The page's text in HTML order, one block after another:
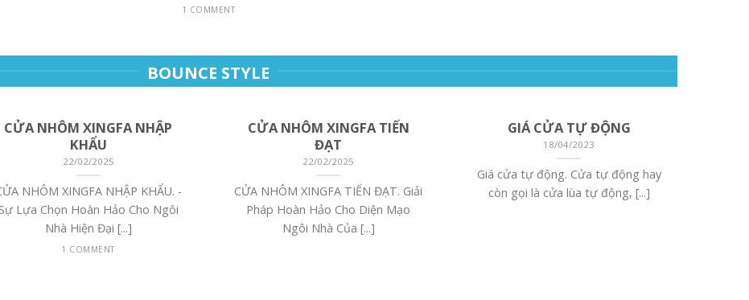
1 COMMENT
BOUNCE STYLE
CỬA NHÔM XINGFA NHẬP
KHẨU
22/02/2025
NHÔM XINGFA NHẬP KHẨU. -
Sự Lựa Chọn Hoàn Hảo Cho Ngôi
Nhà Hiện Đại [...]
1 COMMENT
CỬA NHÔM XINGFA TIẾN
ĐẠT
22/02/2025
CỬA NHÔM XINGFA TIẾN ĐẠT. Giải
Pháp Hoàn Hảo Cho Diện Mạo
Ngôi Nhà Của [...]
GIÁ CỬA TỰ ĐỘNG
18/04/2023
Giá cửa tự động. Cửa tự động hay
còn gọi là cửa lùa tự động, [...]